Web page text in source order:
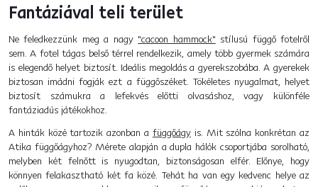
Fantáziával teli terület
Ne feledkezzünk meg a nagy "cacoon hammock" stílusú függő fotelről
sem. A fotel tágas belső térrel rendelkezik, amely több gyermek számára
is elegendő helyet biztosít. Ideális megoldás a gyerekszobába. A gyerekek
biztosan imádni fogják ezt a függőszéket. Tökéletes nyugalmat, helyet
biztosít számukra a lefekvés előtti olvasáshoz, vagy különféle
fantáziadús játékokhoz.
A hinták közé tartozik azonban a függőágyis. Mit szólna konkrétan az
Atika függőágyhoz? Mérete alapján a dupla hálók csoportjába sorolható,
melyben két felnőtt is nyugodtan, biztonságosan elfér. Előnye, hogy
könnyen felakasztható két fa közé. Tehát ha van egy kedvenc helye az